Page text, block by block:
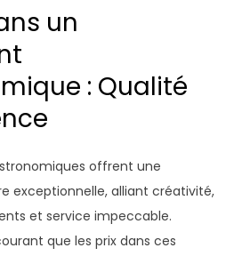
un
: Qualité
offrent une
exceptionnelle, alliant créativité,
et service impeccable.
que les prix dans ces